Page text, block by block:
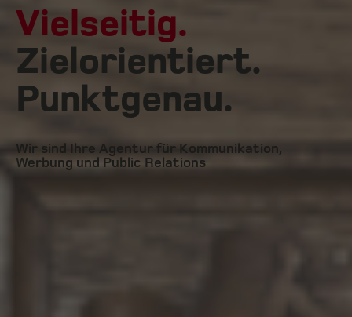
Vielseitig.
Zielorientiert.
Punktgenau.
Wir sind Ihre Agentur für Kommunikation,
Werbung und Public Relations